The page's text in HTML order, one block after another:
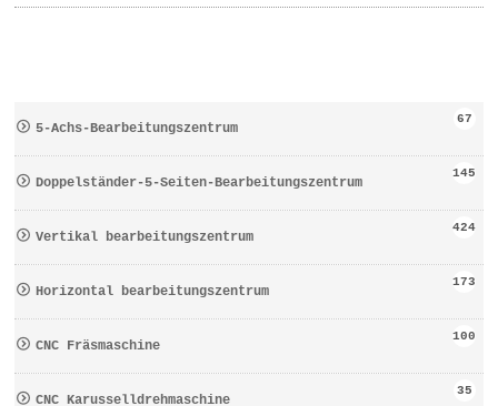
5-Achs-Bearbeitungszentrum
67
Doppelständer-5-Seiten-Bearbeitungszentrum
145
Vertikal bearbeitungszentrum
424
Horizontal bearbeitungszentrum
173
CNC Fräsmaschine
100
CNC Karusselldrehmaschine
35